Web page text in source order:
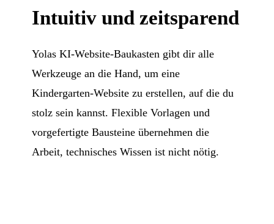
Intuitiv und zeitsparend
Yolas KI-Website-Baukasten gibt dir alle
Werkzeuge an die Hand, um eine
Kindergarten-Website zu erstellen, auf die du
stolz sein kannst. Flexible Vorlagen und
vorgefertigte Bausteine übernehmen die
Arbeit, technisches Wissen ist nicht nötig.